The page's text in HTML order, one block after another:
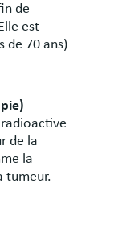
de
est
de 70 ans)
de la
la
tumeur.